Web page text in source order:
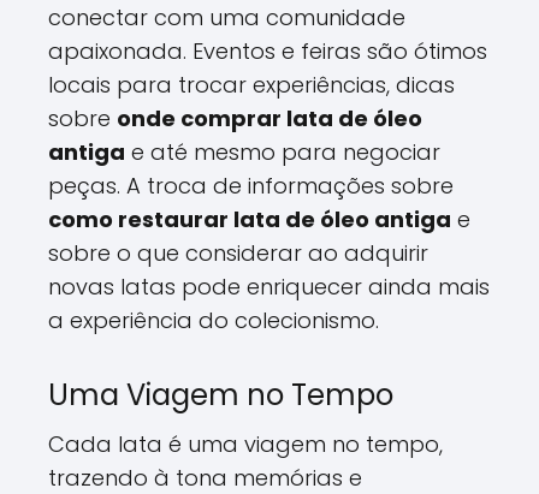
conectar com uma comunidade
apaixonada. Eventos e feiras são ótimos
locais para trocar experiências, dicas
sobre onde comprar lata de óleo
antiga e até mesmo para negociar
peças. A troca de informações sobre
como restaurar lata de óleo antiga e
sobre o que considerar ao adquirir
novas latas pode enriquecer ainda mais
a experiência do colecionismo.
Uma Viagem no Tempo
Cada lata é uma viagem no tempo,
trazendo à tona memórias e